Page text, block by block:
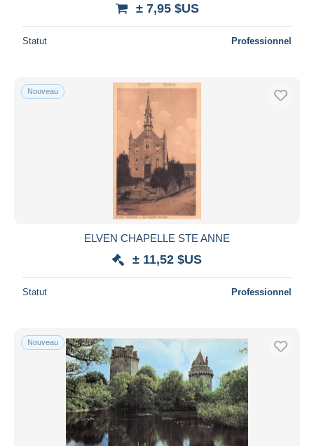
± 7,95 $US
Statut Professionnel
Nouveau
ELVEN CHAPELLE STE ANNE
± 11,52 $US
Statut Professionnel
Nouveau